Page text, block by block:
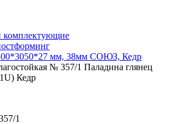
мм, 38мм СОЮЗ, Кедр
№ 357/1 Паладина глянец
Кедр
1